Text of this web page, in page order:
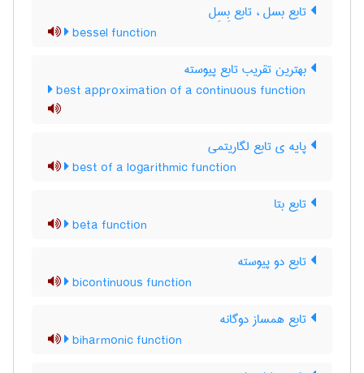
تابع بسل ، تابع بِسِل
bessel function
بهترین تقریب تابع پیوسته
best approximation of a continuous function
پایه ی تابع لگاریتمی
best of a logarithmic function
تابع بتا
beta function
تابع دو پیوسته
bicontinuous function
تابع همساز دوگانه
biharmonic function